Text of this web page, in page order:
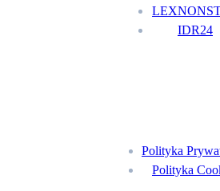
IDR24
Polityka
Polityka